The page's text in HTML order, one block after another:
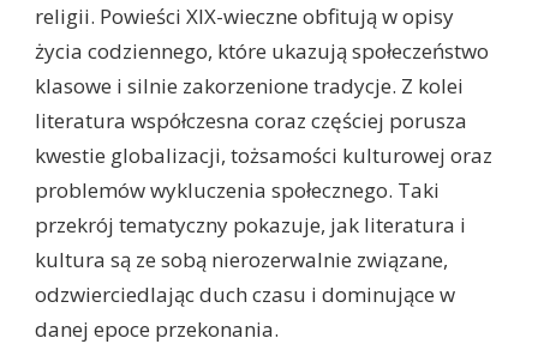
religii. Powieści XIX-wieczne obfitują w opisy
życia codziennego, które ukazują społeczeństwo
klasowe i silnie zakorzenione tradycje. Z kolei
literatura współczesna coraz częściej porusza
kwestie globalizacji, tożsamości kulturowej oraz
problemów wykluczenia społecznego. Taki
przekrój tematyczny pokazuje, jak literatura i
kultura są ze sobą nierozerwalnie związane,
odzwierciedlając duch czasu i dominujące w
danej epoce przekonania.